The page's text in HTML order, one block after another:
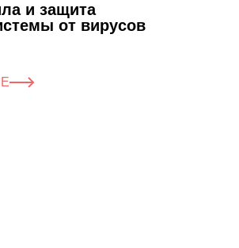
и защита
от вирусов